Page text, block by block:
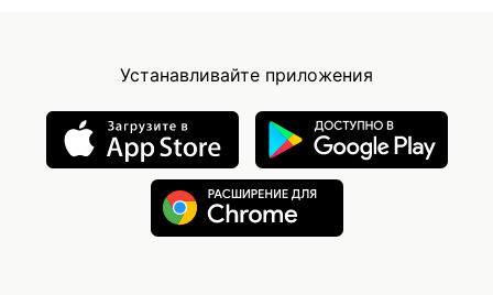
Устанавливайте приложения